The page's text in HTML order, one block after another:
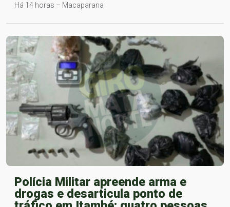
Há 14 horas – Macaparana
Polícia Militar apreende arma e
drogas e desarticula ponto de